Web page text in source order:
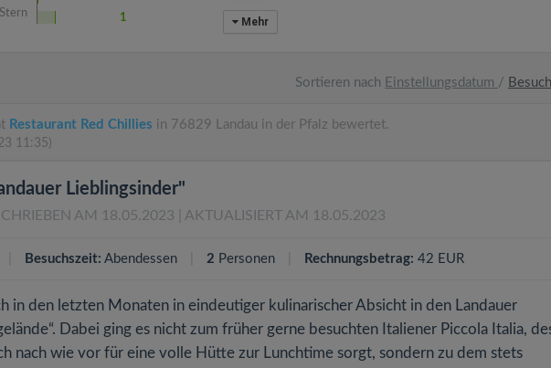
Stern 1 Mehr
Sortieren nach Einstellungsdatum /
Restaurant Red Chillies in 76829 Landau in der Pfalz bewertet.
11:35)
Lieblingsinder"
AM 18.05.2023 | AKTUALISIERT AM 18.05.2023
Besuchszeit: Abendessen 2 Personen Rechnungsbetrag: 42 EUR
in den letzten Monaten in eindeutiger kulinarischer Absicht in den Landauer
Dabei ging es nicht zum früher gerne besuchten Italiener Piccola Italia,
nach wie vor für eine volle Hütte zur Lunchtime sorgt, sondern zu dem stets